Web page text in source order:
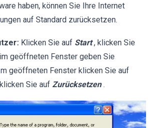
haben, können Sie Ihre Internet
auf Standard zurücksetzen.
Klicken Sie auf Start , klicken Sie
geöffneten Fenster geben Sie
geöffneten Fenster klicken Sie auf
Sie auf Zurücksetzen .